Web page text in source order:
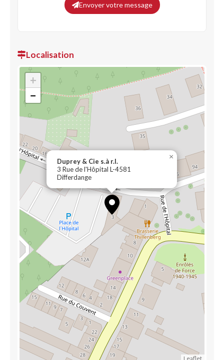
Envoyer votre message
Localisation
Duprey & Cie s.à r.l.
3 Rue de l'Hôpital L-4581
Differdange
×
+
−
Leaflet